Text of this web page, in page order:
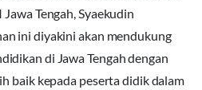
Tengah, Syaekudin
ini diyakini akan mendukung
di Jawa Tengah dengan
baik kepada peserta didik dalam